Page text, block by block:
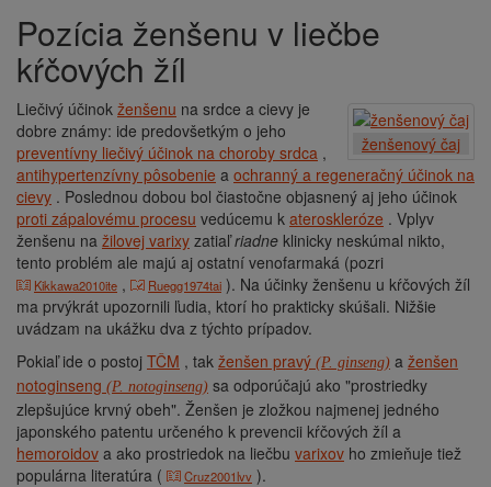
Pozícia ženšenu v liečbe
kŕčových žíl
ženšenový čaj
Liečivý účinok ženšenu na srdce a cievy je
dobre známy: ide predovšetkým o jeho
preventívny liečivý účinok na choroby srdca ,
antihypertenzívny pôsobenie a ochranný a regeneračný účinok na
cievy . Poslednou dobou bol čiastočne objasnený aj jeho účinok
proti zápalovému procesu vedúcemu k ateroskleróze . Vplyv
ženšenu na žilovej varixy zatiaľriadne klinicky neskúmal nikto,
tento problém ale majú aj ostatní venofarmaká (pozri
Kikkawa2010ite , Ruegg1974tai ). Na účinky ženšenu u kŕčových žíl
ma prvýkrát upozornili ľudia, ktorí ho prakticky skúšali. Nižšie
uvádzam na ukážku dva z týchto prípadov.
Pokiaľ ide o postoj TČM , tak ženšen pravý (P. ginseng) a ženšen
notoginseng (P. notoginseng) sa odporúčajú ako "prostriedky
zlepšujúce krvný obeh". Ženšen je zložkou najmenej jedného
japonského patentu určeného k prevencii kŕčových žíl a
hemoroidov a ako prostriedok na liečbu varixov ho zmieňuje tiež
populárna literatúra (
Cruz2001lvv ).